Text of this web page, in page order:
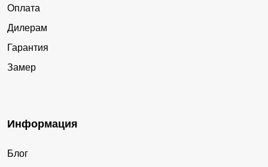
Оплата
Дилерам
Гарантия
Замер
Информация
Блог